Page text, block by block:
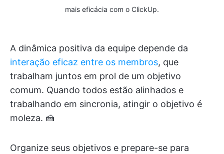
mais eficácia com o ClickUp.
A dinâmica positiva da equipe depende da
interação eficaz entre os membros, que
trabalham juntos em prol de um objetivo
comum. Quando todos estão alinhados e
trabalhando em sincronia, atingir o objetivo é
moleza. 🍰
Organize seus objetivos e prepare-se para